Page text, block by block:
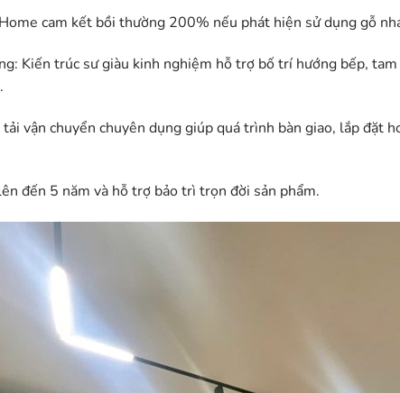
cam kết bồi thường 200% nếu phát hiện sử dụng gỗ
Kiến trúc sư giàu kinh nghiệm hỗ trợ bố trí hướng bếp,
vận chuyển chuyên dụng giúp quá trình bàn giao, lắp đặt
đến 5 năm và hỗ trợ bảo trì trọn đời sản phẩm.